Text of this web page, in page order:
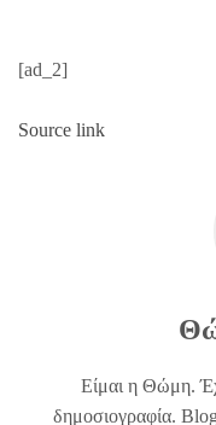
[ad_2]
Source link
Είμαι η Θώμη.
δημοσιογραφία.